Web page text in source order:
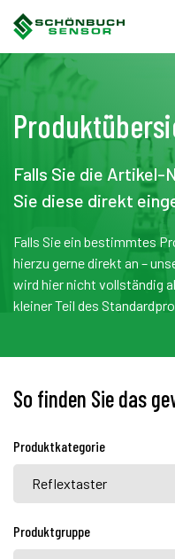
Falls Sie die Artikel-
Sie diese direkt
Falls Sie ein bestimmtes
hierzu gerne direkt an –
wird hier nicht vollständig
kleiner Teil des
So finden Sie das
Produktkategorie
Reflextaster
Produktgruppe